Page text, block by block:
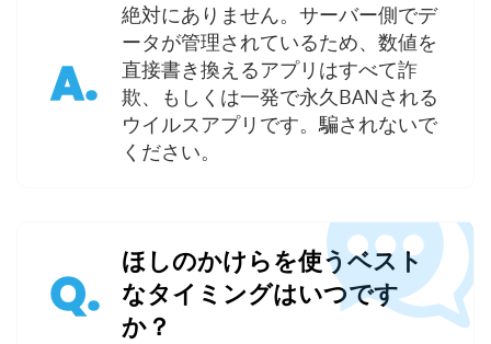
A.
絶対にありません。サーバー側でデ
ータが管理されているため、数値を
直接書き換えるアプリはすべて詐
欺、もしくは一発で永久BANされる
ウイルスアプリです。騙されないで
ください。
Q.
ほしのかけらを使うベスト
なタイミングはいつです
か？